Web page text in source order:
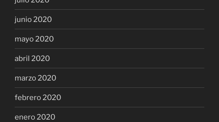
junio 2020
mayo 2020
abril 2020
marzo 2020
febrero 2020
enero 2020